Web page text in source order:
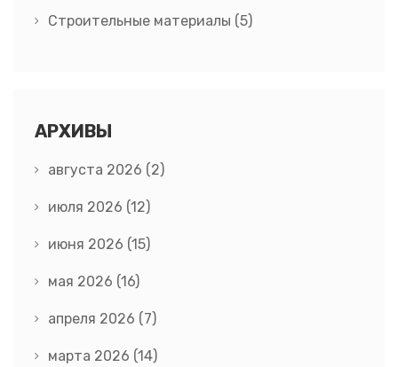
Строительные материалы (5)
АРХИВЫ
августа 2026 (2)
июля 2026 (12)
июня 2026 (15)
мая 2026 (16)
апреля 2026 (7)
марта 2026 (14)